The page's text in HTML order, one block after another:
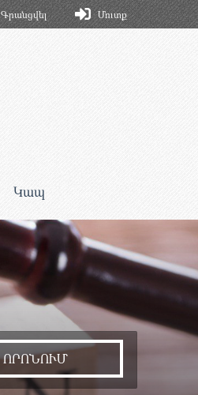
Գրանցվել Մուտք
Կապ